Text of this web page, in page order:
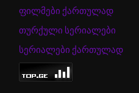
ფილმები ქართულად
თურქული სერიალები
სერიალები ქართულად